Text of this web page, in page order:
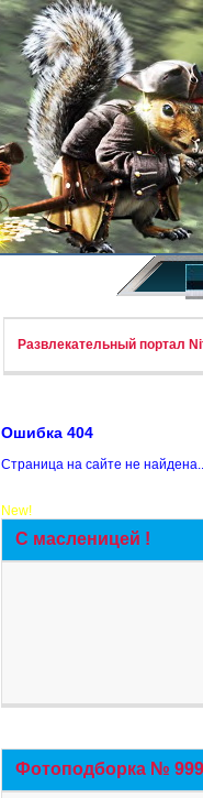
Развлекательный портал
Ошибка 404
Страница на сайте не
New!
С масленицей !
Фотоподборка №